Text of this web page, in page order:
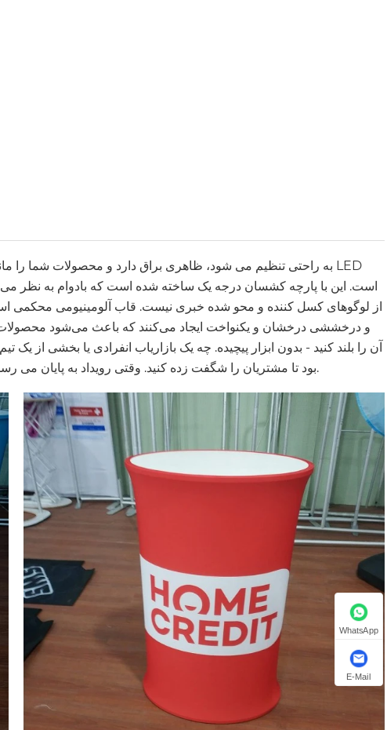
است. این با پارچه کشسان درجه یک ساخته شده است که بادوام به نظر
از لوگوهای کسل کننده و محو شده خبری نیست. قاب آلومینیومی محکمی
و درخششی درخشان و یکنواخت ایجاد می‌کنند که باعث می‌شود محصولات یا
آن را بلند کنید - بدون ابزار پیچیده. چه یک بازاریاب انفرادی یا بخشی از
بود تا مشتریان را شگفت زده کنید. وقتی رویداد به پایان می رسد، کوچک تا می شود، بنابراین بردن آن به نقطه بعدی بسیار راحت است.
WhatsApp
E-Mail